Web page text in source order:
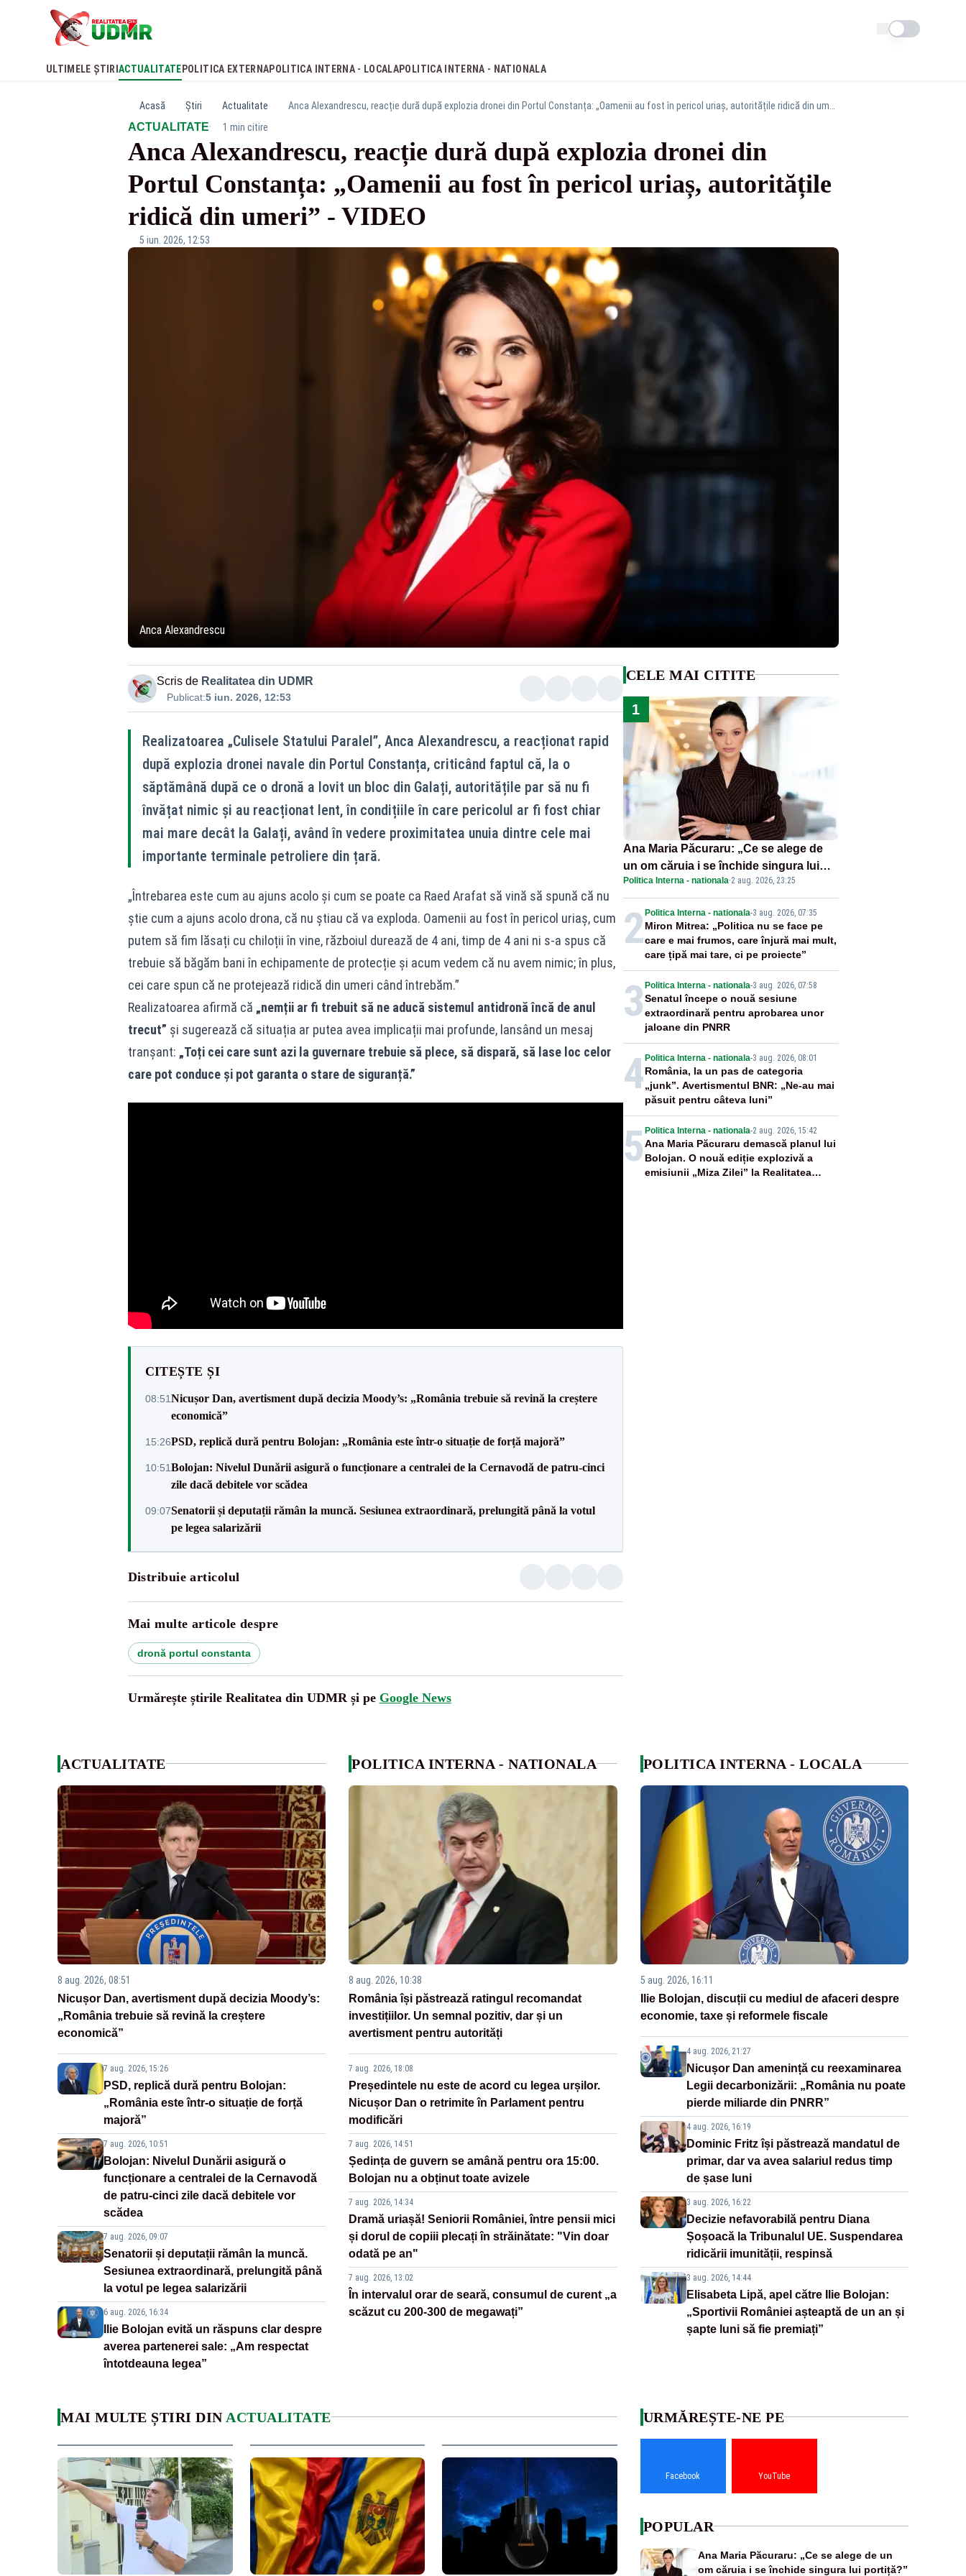
Schimba tema
ULTIMELE ȘTIRI ACTUALITATE POLITICA EXTERNAPOLITICA INTERNA - LOCALAPOLITICA INTERNA - NATIONALA
Acasă Știri Actualitate
ACTUALITATE· 1 min citire
Anca Alexandrescu, reacție dură după explozia dronei din
Portul Constanța: „Oamenii au fost în pericol uriaș, autoritățile
ridică din umeri” - VIDEO
5 iun. 2026, 12:53
Anca Alexandrescu
Scris de Realitatea din UDMR
Publicat:5 iun. 2026, 12:53
Realizatoarea „Culisele Statului Paralel”, Anca Alexandrescu, a reacționat rapid
după explozia dronei navale din Portul Constanța, criticând faptul că, la o
săptămână după ce o dronă a lovit un bloc din Galați, autoritățile par să nu fi
învățat nimic și au reacționat lent, în condițiile în care pericolul ar fi fost chiar
mai mare decât la Galați, având în vedere proximitatea unuia dintre cele mai
importante terminale petroliere din țară.
„Întrebarea este cum au ajuns acolo și cum se poate ca Raed Arafat să vină să spună că nu
știe cum a ajuns acolo drona, că nu știau că va exploda. Oamenii au fost în pericol uriaș, cum
putem să fim lăsați cu chiloții în vine, războiul durează de 4 ani, timp de 4 ani ni s-a spus că
trebuie să băgăm bani în echipamente de protecție și acum vedem că nu avem nimic; în plus,
cei care spun că ne protejează ridică din umeri când întrebăm.”
Realizatoarea afirmă că „nemții ar fi trebuit să ne aducă sistemul antidronă încă de anul
trecut” și sugerează că situația ar putea avea implicații mai profunde, lansând un mesaj
tranșant: „Toți cei care sunt azi la guvernare trebuie să plece, să dispară, să lase loc celor
care pot conduce și pot garanta o stare de siguranță.”
CITEȘTE ȘI
08:51Nicușor Dan, avertisment după decizia Moody’s: „România trebuie să revină la creștere
economică”
15:26PSD, replică dură pentru Bolojan: „România este într-o situație de forță majoră”
10:51Bolojan: Nivelul Dunării asigură o funcționare a centralei de la Cernavodă de patru-cinci
zile dacă debitele vor scădea
09:07Senatorii și deputații rămân la muncă. Sesiunea extraordinară, prelungită până la votul
pe legea salarizării
Distribuie articolul
Mai multe articole despre
dronă portul constanta
Urmărește știrile Realitatea din UDMR și pe Google News
CELE MAI CITITE
1
Ana Maria Păcuraru: „Ce se alege de
un om căruia i se închide singura lui
portiță?”
Politica Interna - nationala·2 aug. 2026, 23:25
2Politica Interna - nationala-3 aug. 2026, 07:35
Miron Mitrea: „Politica nu se face pe
care e mai frumos, care înjură mai mult,
care țipă mai tare, ci pe proiecte”
3 Politica Interna - nationala-3 aug. 2026, 07:58
Senatul începe o nouă sesiune
extraordinară pentru aprobarea unor
jaloane din PNRR
4Politica Interna - nationala-3 aug. 2026, 08:01
România, la un pas de categoria
„junk”. Avertismentul BNR: „Ne-au mai
păsuit pentru câteva luni”
5 Politica Interna - nationala-2 aug. 2026, 15:42
Ana Maria Păcuraru demască planul lui
Bolojan. O nouă ediție explozivă a
emisiunii „Miza Zilei” la Realitatea
ACTUALITATE
8 aug. 2026, 08:51
Nicușor Dan, avertisment după decizia Moody’s:
„România trebuie să revină la creștere
economică”
7 aug. 2026, 15:26
PSD, replică dură pentru Bolojan:
„România este într-o situație de forță
majoră”
7 aug. 2026, 10:51
Bolojan: Nivelul Dunării asigură o
funcționare a centralei de la Cernavodă
de patru-cinci zile dacă debitele vor
scădea
7 aug. 2026, 09:07
Senatorii și deputații rămân la muncă.
Sesiunea extraordinară, prelungită până
la votul pe legea salarizării
6 aug. 2026, 16:34
Ilie Bolojan evită un răspuns clar despre
averea partenerei sale: „Am respectat
întotdeauna legea”
POLITICA INTERNA - NATIONALA
8 aug. 2026, 10:38
România își păstrează ratingul recomandat
investițiilor. Un semnal pozitiv, dar și un
avertisment pentru autorități
7 aug. 2026, 18:08
Președintele nu este de acord cu legea urșilor.
Nicușor Dan o retrimite în Parlament pentru
modificări
7 aug. 2026, 14:51
Ședința de guvern se amână pentru ora 15:00.
Bolojan nu a obținut toate avizele
7 aug. 2026, 14:34
Dramă uriașă! Seniorii României, între pensii mici
și dorul de copiii plecați în străinătate: "Vin doar
odată pe an"
7 aug. 2026, 13:02
În intervalul orar de seară, consumul de curent „a
scăzut cu 200-300 de megawați”
POLITICA INTERNA - LOCALA
5 aug. 2026, 16:11
Ilie Bolojan, discuții cu mediul de afaceri despre
economie, taxe și reformele fiscale
4 aug. 2026, 21:27
Nicușor Dan amenință cu reexaminarea
Legii decarbonizării: „România nu poate
pierde miliarde din PNRR”
4 aug. 2026, 16:19
Dominic Fritz își păstrează mandatul de
primar, dar va avea salariul redus timp
de șase luni
3 aug. 2026, 16:22
Decizie nefavorabilă pentru Diana
Șoșoacă la Tribunalul UE. Suspendarea
ridicării imunității, respinsă
3 aug. 2026, 14:44
Elisabeta Lipă, apel către Ilie Bolojan:
„Sportivii României așteaptă de un an și
șapte luni să fie premiați”
MAI MULTE ȘTIRI DIN ACTUALITATE URMĂREȘTE-NE PE
Facebook YouTube
POPULAR
Ana Maria Păcuraru: „Ce se alege de un
om căruia i se închide singura lui portiță?”